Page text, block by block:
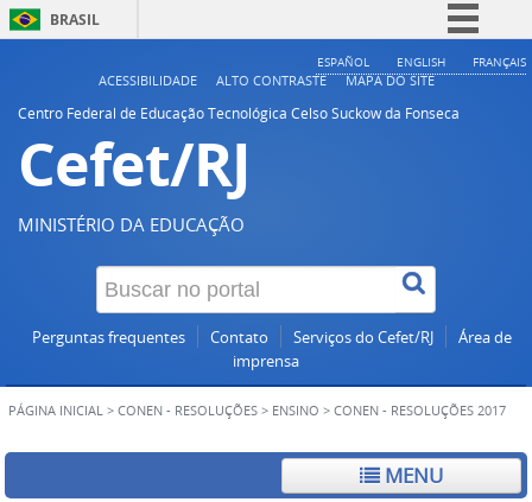
BRASIL
Simplifique!
ESPAÑOL ENGLISH FRANÇAIS
ACESSIBILIDADE ALTO CONTRASTE
MAPA DO SITE
Centro Federal de Educação Tecnológica Celso Suckow da Fonseca
Cefet/RJ
MINISTÉRIO DA EDUCAÇÃO
Perguntas frequentes Contato Serviços do Cefet/RJ
Área de
imprensa
PÁGINA INICIAL > CONEN - RESOLUÇÕES > ENSINO > CONEN - RESOLUÇÕES 2017
MENU